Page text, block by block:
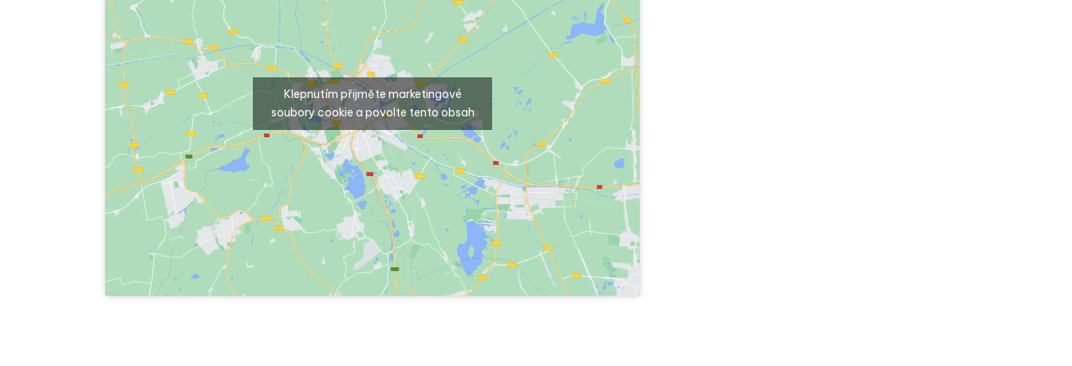
Klepnutím přijměte marketingové
soubory cookie a povolte tento obsah